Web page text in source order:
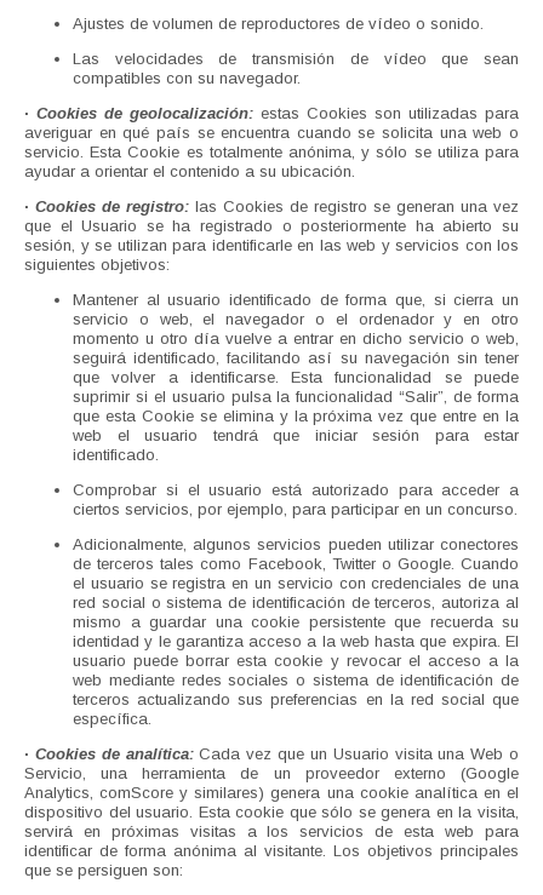
Ajustes de volumen de reproductores de vídeo o sonido.
Las velocidades de transmisión de vídeo que sean
compatibles con su navegador.
· Cookies de geolocalización: estas Cookies son utilizadas para
averiguar en qué país se encuentra cuando se solicita una web o
servicio. Esta Cookie es totalmente anónima, y sólo se utiliza para
ayudar a orientar el contenido a su ubicación.
· Cookies de registro: las Cookies de registro se generan una vez
que el Usuario se ha registrado o posteriormente ha abierto su
sesión, y se utilizan para identificarle en las web y servicios con los
siguientes objetivos:
Mantener al usuario identificado de forma que, si cierra un
servicio o web, el navegador o el ordenador y en otro
momento u otro día vuelve a entrar en dicho servicio o web,
seguirá identificado, facilitando así su navegación sin tener
que volver a identificarse. Esta funcionalidad se puede
suprimir si el usuario pulsa la funcionalidad “Salir”, de forma
que esta Cookie se elimina y la próxima vez que entre en la
web el usuario tendrá que iniciar sesión para estar
identificado.
Comprobar si el usuario está autorizado para acceder a
ciertos servicios, por ejemplo, para participar en un concurso.
Adicionalmente, algunos servicios pueden utilizar conectores
de terceros tales como Facebook, Twitter o Google. Cuando
el usuario se registra en un servicio con credenciales de una
red social o sistema de identificación de terceros, autoriza al
mismo a guardar una cookie persistente que recuerda su
identidad y le garantiza acceso a la web hasta que expira. El
usuario puede borrar esta cookie y revocar el acceso a la
web mediante redes sociales o sistema de identificación de
terceros actualizando sus preferencias en la red social que
específica.
· Cookies de analítica:Cada vez que un Usuario visita una Web o
Servicio, una herramienta de un proveedor externo (Google
Analytics, comScore y similares) genera una cookie analítica en el
dispositivo del usuario. Esta cookie que sólo se genera en la visita,
servirá en próximas visitas a los servicios de esta web para
identificar de forma anónima al visitante. Los objetivos principales
que se persiguen son: